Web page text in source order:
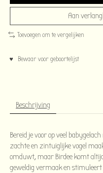
Aan
Toevoegen om te vergelijken
♥ Bewaar voor geboortelijst
Beschrijving
Bereid je voor op veel
zachte en zintuiglijke vogel
omduwt, maar Birdee komt
geweldig vermaak en